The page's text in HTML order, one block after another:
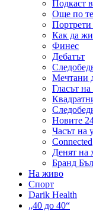
Подкаст
Още по
Портрети
Как да
Финес
Дебатът
Мечтани
Гласът на
Новите
Часът на
Connected
Денят на
Бранд
На живо
Спорт
Darik Health
„40 до 40“